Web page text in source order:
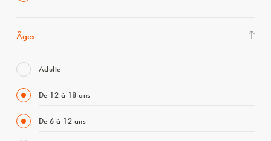
Âges
Adulte
De 12 à 18 ans
De 6 à 12 ans